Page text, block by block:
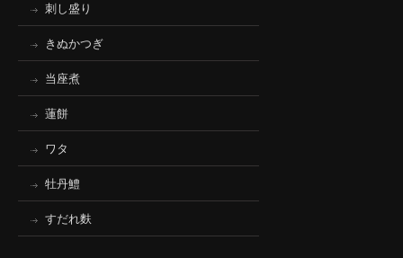
刺し盛り
きぬかつぎ
当座煮
蓮餅
ワタ
牡丹鱧
すだれ麩